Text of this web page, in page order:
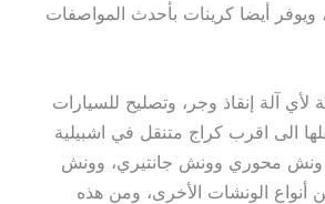
ويوفر أيضا كرينات بأحدث المواصفات
لأي آلة إنقاذ وجر، وتصليح للسيارات
الى اقرب كراج متنقل في اشبيلية
ونش محوري وونش جانتيري، وونش
أنواع الونشات الأخرى، ومن هذه